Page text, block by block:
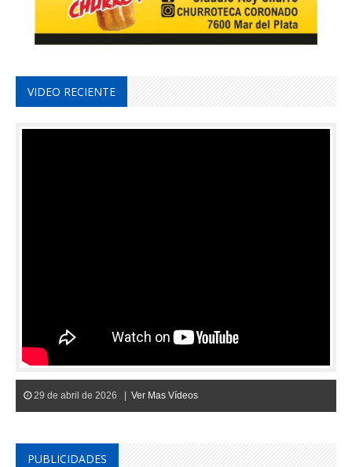
VIDEO RECIENTE
29 de abril de 2026 | Ver Mas Vídeos
PUBLICIDADES